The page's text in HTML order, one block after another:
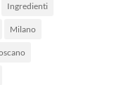
Ingredienti
Milano